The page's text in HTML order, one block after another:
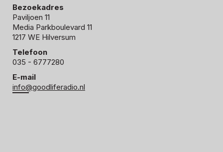
Bezoekadres
Paviljoen 11
Media Parkboulevard 11
1217 WE Hilversum
Telefoon
035 - 6777280
E-mail
info@goodliferadio.nl